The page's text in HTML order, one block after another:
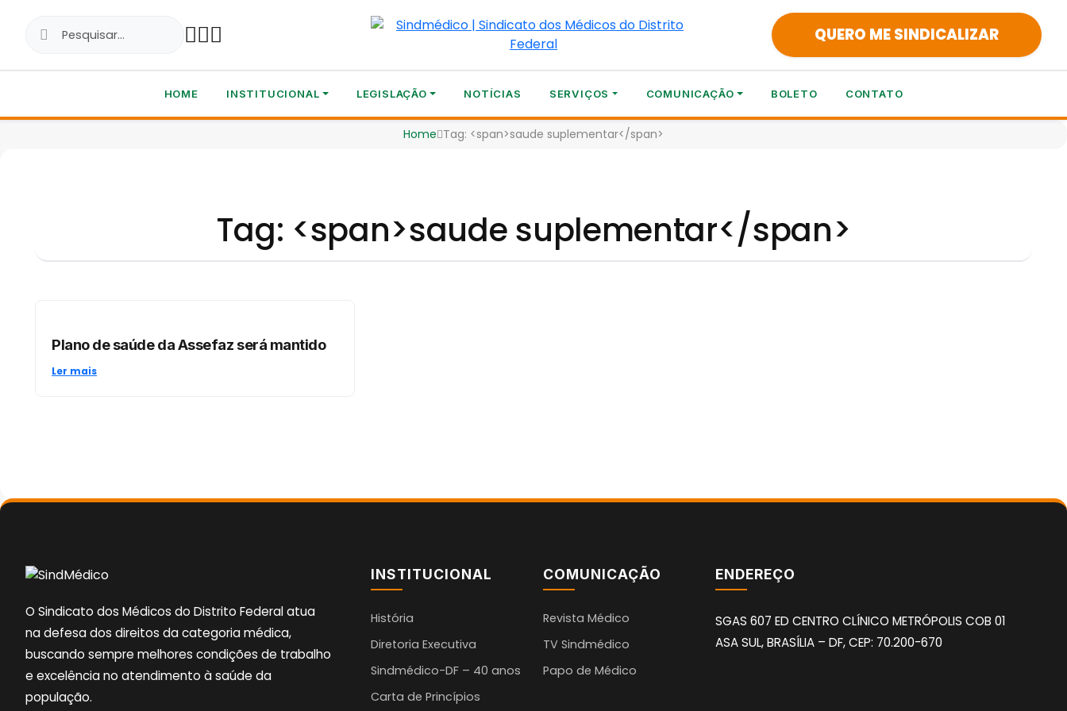
QUERO ME SINDICALIZAR
HOME INSTITUCIONAL LEGISLAÇÃO NOTÍCIAS SERVIÇOS COMUNICAÇÃO BOLETO CONTATO
Home Tag: <span>saude suplementar</span>
Tag: <span>saude suplementar</span>
Plano de saúde da Assefaz será mantido
Ler mais
O Sindicato dos Médicos do Distrito Federal atua
na defesa dos direitos da categoria médica,
buscando sempre melhores condições de trabalho
e excelência no atendimento à saúde da
população.
INSTITUCIONAL
História
Diretoria Executiva
Sindmédico-DF – 40 anos
Carta de Princípios
COMUNICAÇÃO
Revista Médico
TV Sindmédico
Papo de Médico
ENDEREÇO
SGAS 607 ED CENTRO CLÍNICO METRÓPOLIS COB 01
ASA SUL, BRASÍLIA – DF, CEP: 70.200-670